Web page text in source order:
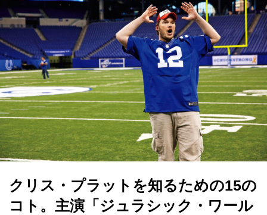
クリス・プラットを知るための15の
コト。主演「ジュラシック・ワール